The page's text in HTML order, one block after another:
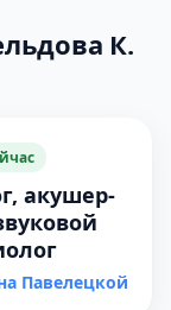
К.
акушер-
Павелецкой